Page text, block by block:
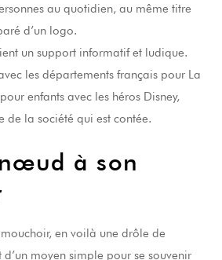
au quotidien, au même titre
d’un logo.
un support informatif et ludique.
les départements français pour La
enfants avec les héros Disney,
de la société qui est contée.
à son
en voilà une drôle de
moyen simple pour se souvenir